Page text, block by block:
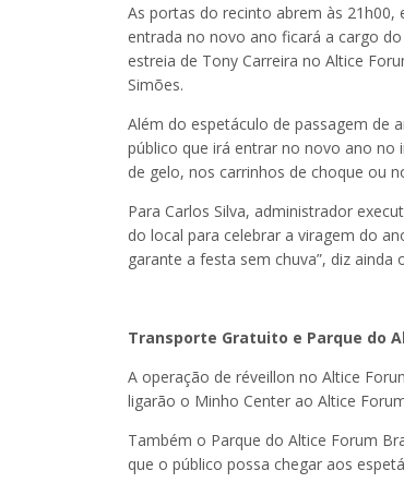
As portas do recinto abrem às 21h00,
entrada no novo ano ficará a cargo
estreia de Tony Carreira no Altice
Simões.
Além do espetáculo de passagem de
público que irá entrar no novo ano
de gelo, nos carrinhos de choque ou
Para Carlos Silva, administrador
do local para celebrar a viragem do
garante a festa sem chuva”, diz ainda
Transporte Gratuito e Parque do
A operação de réveillon no Altice
ligarão o Minho Center ao Altice
Também o Parque do Altice Forum
que o público possa chegar aos